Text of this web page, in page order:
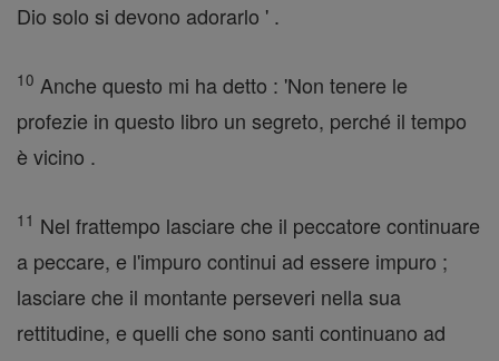
Dio solo si devono adorarlo ' .
10 Anche questo mi ha detto : 'Non tenere le
profezie in questo libro un segreto, perché il tempo
è vicino .
11 Nel frattempo lasciare che il peccatore continuare
a peccare, e l'impuro continui ad essere impuro ;
lasciare che il montante perseveri nella sua
rettitudine, e quelli che sono santi continuano ad